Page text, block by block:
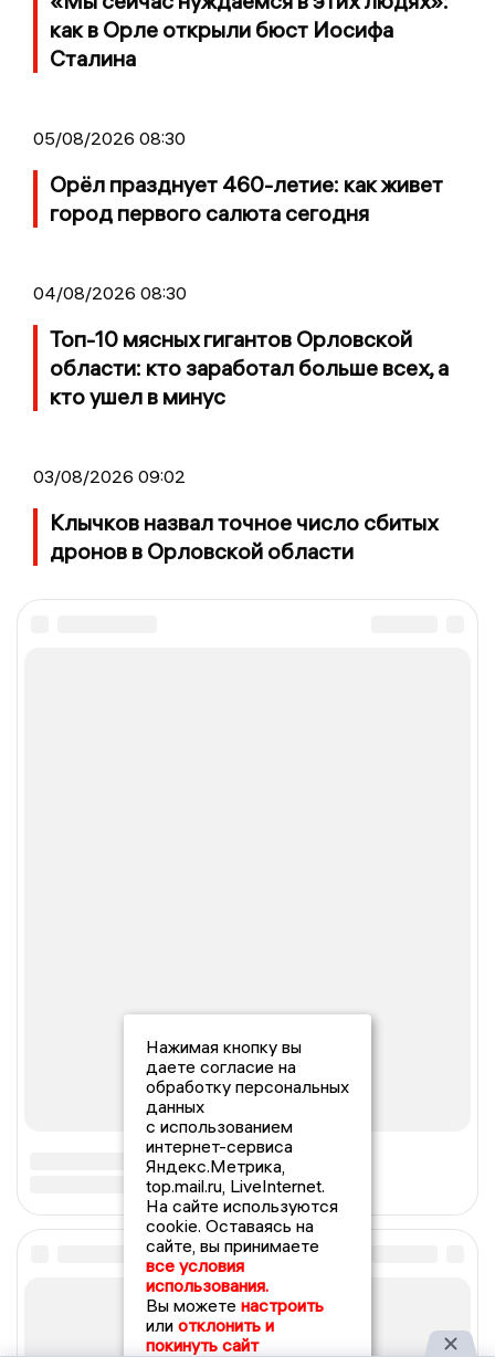
как в Орле открыли бюст Иосифа
Сталина
05/08/2026 08:30
Орёл празднует 460-летие: как живет
город первого салюта сегодня
04/08/2026 08:30
Топ-10 мясных гигантов Орловской
области: кто заработал больше всех, а
кто ушел в минус
03/08/2026 09:02
Клычков назвал точное число сбитых
дронов в Орловской области
Нажимая кнопку вы
даете согласие на
обработку персональных
данных
с использованием
интернет-сервиса
Яндекс.Метрика,
top.mail.ru, LiveInternet.
На сайте используются
cookie. Оставаясь на
сайте, вы принимаете
все условия
использования.
Вы можете настроить
или отклонить и
покинуть сайт